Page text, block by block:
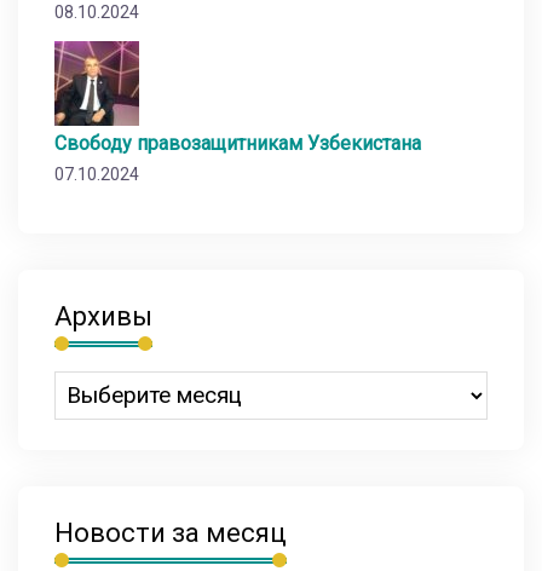
08.10.2024
Свободу правозащитникам Узбекистана
07.10.2024
Архивы
Новости за месяц